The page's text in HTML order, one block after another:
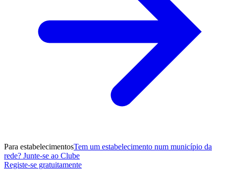
Para estabelecimentosTem um estabelecimento num município da
rede? Junte-se ao Clube
Registe-se gratuitamente